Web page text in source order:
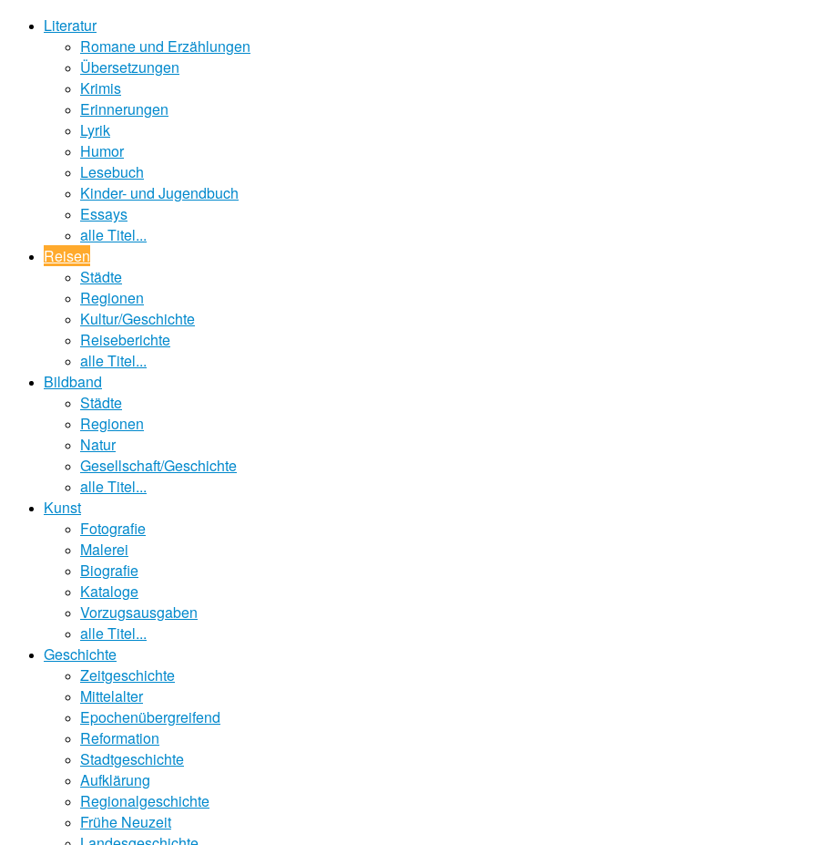
Literatur
Romane und Erzählungen
Übersetzungen
Krimis
Erinnerungen
Lyrik
Humor
Lesebuch
Kinder- und Jugendbuch
Essays
alle Titel...
Reisen
Städte
Regionen
Kultur/Geschichte
Reiseberichte
alle Titel...
Bildband
Städte
Regionen
Natur
Gesellschaft/Geschichte
alle Titel...
Kunst
Fotografie
Malerei
Biografie
Kataloge
Vorzugsausgaben
alle Titel...
Geschichte
Zeitgeschichte
Mittelalter
Epochenübergreifend
Reformation
Stadtgeschichte
Aufklärung
Regionalgeschichte
Frühe Neuzeit